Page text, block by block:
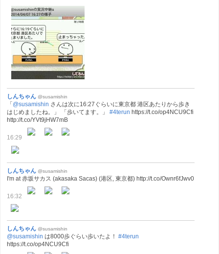
しんちゃん @susamishin
「@susamishin さんは次に16:27ぐらいに東京都 港区あたりから歩き
はじめましたね。」 「歩いてます。」 #4terun https://t.co/op4NCU9Cfi
http://t.co/YVt9jHW7mB
16:29
しんちゃん @susamishin
I'm at 赤坂サカス (akasaka Sacas) (港区, 東京都) http://t.co/Ownr6fJwv0
16:32
しんちゃん @susamishin
@susamishin は8000歩ぐらい歩いたよ！ #4terun
https://t.co/op4NCU9Cfi